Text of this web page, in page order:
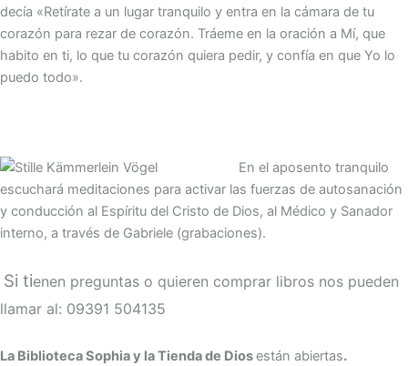
decía «Retírate a un lugar tranquilo y entra en la cámara de tu
corazón para rezar de corazón. Tráeme en la oración a Mí, que
habito en ti, lo que tu corazón quiera pedir, y confía en que Yo lo
puedo todo».
En el aposento tranquilo
escuchará meditaciones para activar las fuerzas de autosanación
y conducción al Espíritu del Cristo de Dios, al Médico y Sanador
interno, a través de Gabriele (grabaciones).
Si tienen preguntas o quieren comprar libros nos pueden
llamar al: 09391 504135
La Biblioteca Sophia y la Tienda de Diosestán abiertas.